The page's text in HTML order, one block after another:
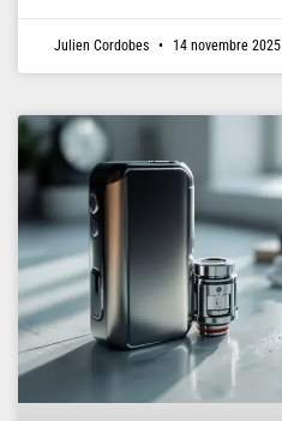
Julien Cordobes 14 novembre 2025